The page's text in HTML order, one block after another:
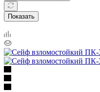
Показать